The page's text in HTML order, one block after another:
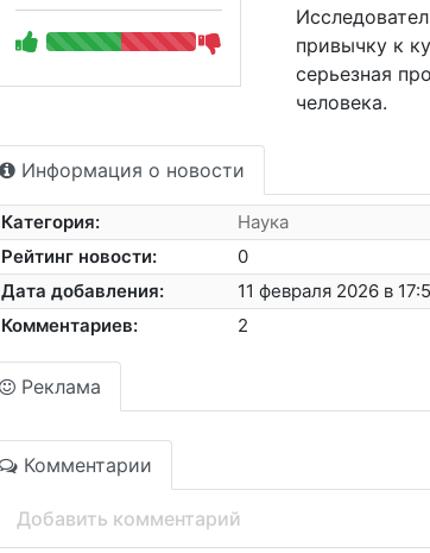
привычку к
серьезная
человека.
Информация о новости
Категория:
Наука
Рейтинг новости:
0
Дата добавления:
11 февраля 2026 в
Комментариев:
2
Реклама
Комментарии
Добавить комментарий